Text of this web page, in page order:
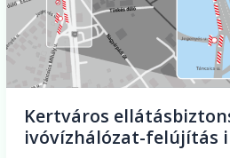
Kertváros
ivóvízhálózat-felújítás
hétfőn